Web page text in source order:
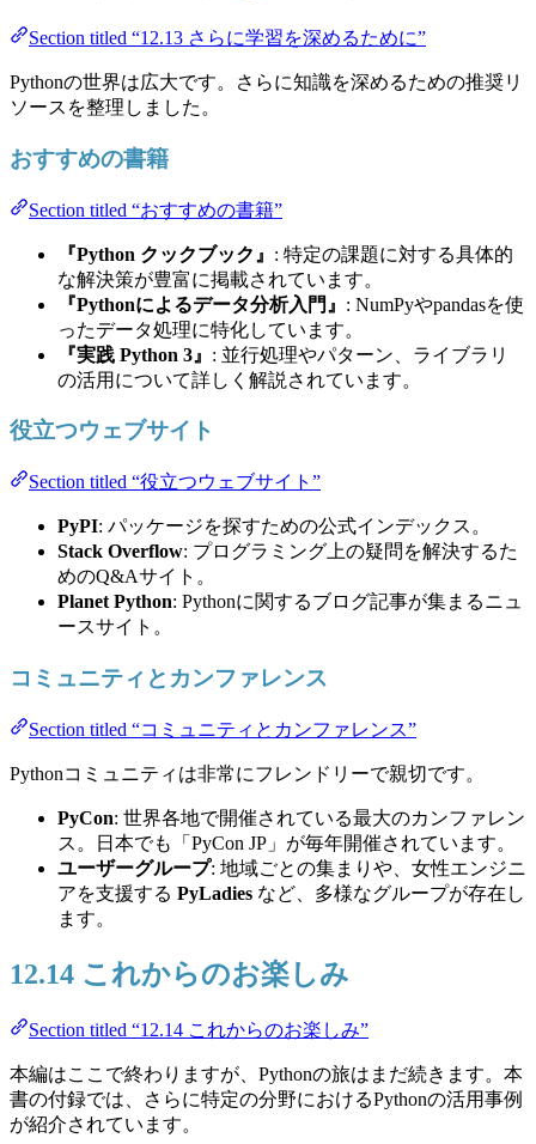
Section titled “12.13 さらに学習を深めるために”
Pythonの世界は広大です。さらに知識を深めるための推奨リ
ソースを整理しました。
おすすめの書籍
Section titled “おすすめの書籍”
『Python クックブック』 : 特定の課題に対する具体的
な解決策が豊富に掲載されています。
『Pythonによるデータ分析入門』 : NumPyやpandasを使
ったデータ処理に特化しています。
『実践 Python 3』 : 並行処理やパターン、ライブラリ
の活用について詳しく解説されています。
役立つウェブサイト
Section titled “役立つウェブサイト”
PyPI: パッケージを探すための公式インデックス。
Stack Overflow: プログラミング上の疑問を解決するた
めのQ&Aサイト。
Planet Python: Pythonに関するブログ記事が集まるニュ
ースサイト。
コミュニティとカンファレンス
Section titled “コミュニティとカンファレンス”
Pythonコミュニティは非常にフレンドリーで親切です。
PyCon: 世界各地で開催されている最大のカンファレン
ス。日本でも「PyCon JP」が毎年開催されています。
ユーザーグループ: 地域ごとの集まりや、女性エンジニ
アを支援する PyLadies など、多様なグループが存在し
ます。
12.14 これからのお楽しみ
Section titled “12.14 これからのお楽しみ”
本編はここで終わりますが、Pythonの旅はまだ続きます。本
書の付録では、さらに特定の分野におけるPythonの活用事例
が紹介されています。